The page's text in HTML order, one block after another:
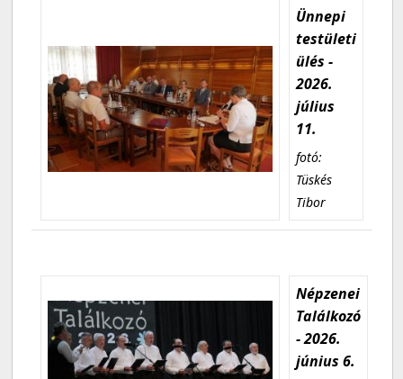
Ünnepi
testületi
ülés -
2026.
július
11.
fotó:
Tüskés
Tibor
Népzenei
Találkozó
- 2026.
június 6.